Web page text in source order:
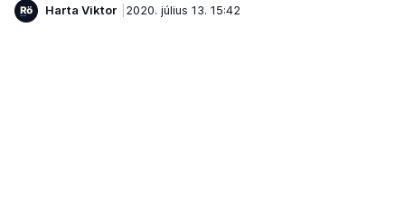
Harta Viktor
2020. július 13. 15:42